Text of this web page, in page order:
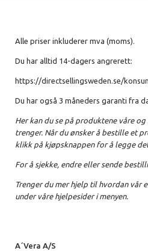
Alle priser inkluderer mva (moms).
Du har alltid 14-dagers angrerett:
https://directsellingsweden.se/
Du har også 3 måneders garanti fra
Her kan du se på produktene våre
trenger. Når du ønsker å bestille et
klikk på kjøpsknappen for å legge
For å sjekke, endre eller sende
Trenger du mer hjelp til hvordan vår
under våre hjelpesider i menyen.
A´Vera A/S